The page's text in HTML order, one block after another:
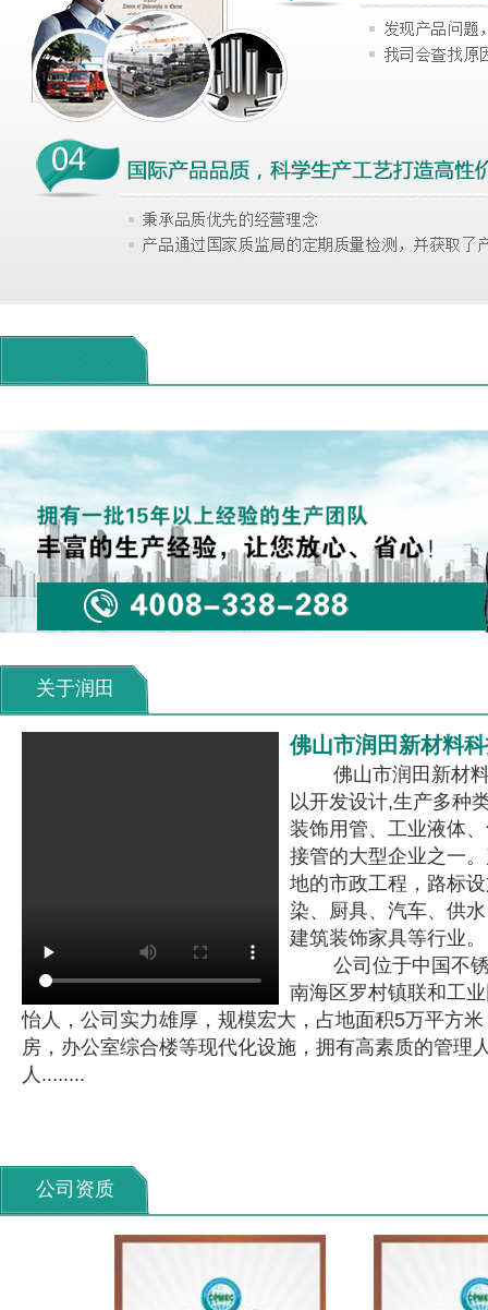
关于润田
佛山市润田新材料
佛山市润田新材料
以开发设计,生产多种
装饰用管、工业液体
接管的大型企业之一
地的市政工程，路标
染、厨具、汽车、供
建筑装饰家具等行业。
公司位于中国不锈
南海区罗村镇联和工
怡人，公司实力雄厚，规模宏大，占地面积5万平方
房，办公室综合楼等现代化设施，拥有高素质的管理
人........
公司资质